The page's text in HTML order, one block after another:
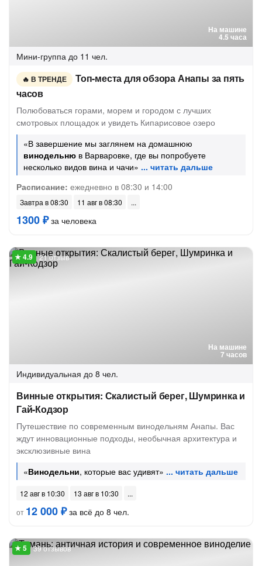
На машине
4.5 часа
Мини-группа до 11 чел.
В ТРЕНДЕ
Топ-места для обзора Анапы за пять
часов
Полюбоваться горами, морем и городом с лучших
смотровых площадок и увидеть Кипарисовое озеро
«В завершение мы заглянем на домашнюю
винодельню в Варваровке, где вы попробуете
несколько видов вина и чачи»
Расписание: ежедневно в 08:30 и 14:00
Завтра в 08:30 11 авг в 08:30
1300 ₽за человека
На машине
7 часов
21 отзыв
Индивидуальная до 8 чел.
Винные открытия: Скалистый берег, Шумринка и
Гай-Кодзор
Путешествие по современным винодельням Анапы. Вас
ждут инновационные подходы, необычная архитектура и
эксклюзивные вина
«Винодельни, которые вас удивят»
12 авг в 10:30
13 авг в 10:30
от 12 000 ₽за всё до 8 чел.
39 отзывов